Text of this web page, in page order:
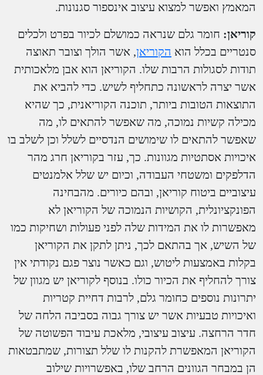
המאמץ ואפשר למצוא עיצוב אינספור סגנונות.
קוריאן: חומר גלם שנראה כמושלם לכיור בפרט ולכלים
סנטריים בכלל הוא הקוריאן, אשר הולך וצובר תאוצה
תודות לסגולות הרבות שלו. הקוריאן הוא אבן מלאכותית
אשר יצרה לראשונה כתחליף לשיש. כדי להביא את
התוצאות הטובות ביותר, תוכנה הקוריאנית, כך שהיא
מכילה קשיות נמוכה, מה שאפשר להתאים לו, מה
שאפשר להתאים לו שימושים הנדסיים לשלל וכן לשלב בו
איכויות אסתטיות מגוונות. כך, עזר בקוריאן חרג מהר
הדלפקים ומשטחי העבודה, וכיום יש שלל אלמנטים
עיצוביים ביטוח קוריאן, ובהם כיורים. מהבחינה
הפונקציונלית, הקושיות הנמוכה של הקוריאן לא
מאפשרות לו את המידות שלה לפני פעולות ושחיקות כמו
של השיש, אך בהתאם לכך, ניתן לתקן את הקוריאן
בקלות באמצעות ליטוש, וגם כאשר נוצר פגם נקודתי אין
צורך להחליף את הכיור כולו. בנוסף לקוריאן יש מגוון של
יתרונות נוספים כחומר גלם, לרבות דחיית קטריות
ואיכויות טבעיות אשר יש צורך גבוה בסביבה הלחה של
חדר הרחצה. עיצוב עיצובי, מלאכת עיבוד הפשוטה של ​​
הקוריאן המאפשרת להקנות לו שלל תצורות, שמתבטאות
הן במבחר הגוונים הרחב שלו, באפשרויות שילוב